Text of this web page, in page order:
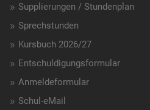
Supplierungen / Stundenplan
Sprechstunden
Kursbuch 2026/27
Entschuldigungsformular
Anmeldeformular
Schul-eMail